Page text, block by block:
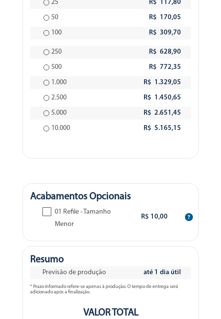
25 R$ 117,80
50 R$ 170,05
100 R$ 309,70
250 R$ 628,90
500 R$ 772,35
1.000 R$ 1.329,05
2.500 R$ 1.450,65
5.000 R$ 2.651,45
10.000 R$ 5.165,15
Acabamentos Opcionais
01 Refile - Tamanho
Menor
R$ 10,00
Resumo
Previsão de produção até 1 dia útil
* Prazo informado refere-se apenas à produção. O tempo de entrega será
adicionado após a finalização.
VALOR TOTAL